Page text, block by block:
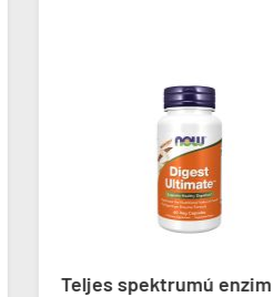
Teljes spektrumú enzim